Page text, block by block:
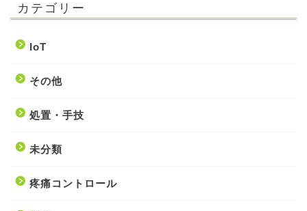
カテゴリー
IoT
その他
処置・手技
未分類
疼痛コントロール